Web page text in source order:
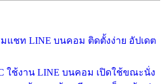
มแชท LINE บนคอม ติดตั้งง่าย อัปเดต
ใช้งาน LINE บนคอม เปิดใช้ขณะนั่ง